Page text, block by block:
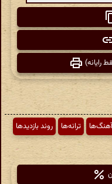
رایانه)
ترانه‌ها
روند بازدیدها